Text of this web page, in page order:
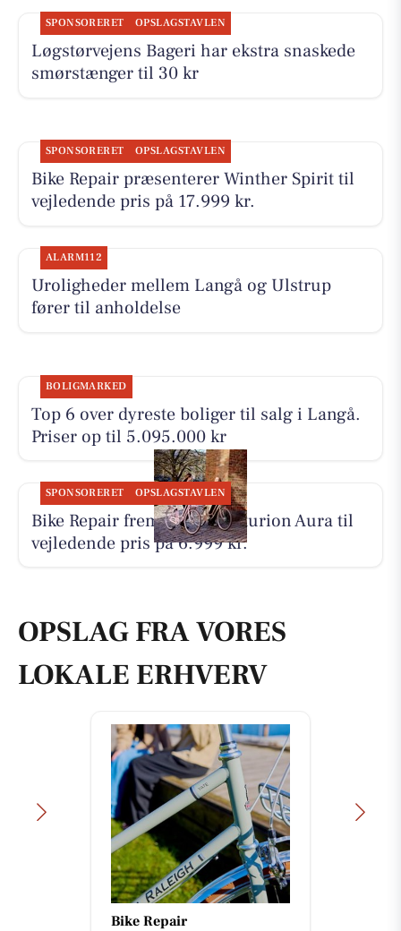
SPONSORERET OPSLAGSTAVLEN
Løgstørvejens Bageri har ekstra snaskede
smørstænger til 30 kr
SPONSORERET OPSLAGSTAVLEN
Bike Repair præsenterer Winther Spirit til
vejledende pris på 17.999 kr.
ALARM112
Uroligheder mellem Langå og Ulstrup
fører til anholdelse
BOLIGMARKED
Top 6 over dyreste boliger til salg i Langå.
Priser op til 5.095.000 kr
SPONSORERET OPSLAGSTAVLEN
Bike Repair fremhæver Centurion Aura til
vejledende pris på 6.999 kr.
OPSLAG FRA VORES
LOKALE ERHVERV
Bike Repair